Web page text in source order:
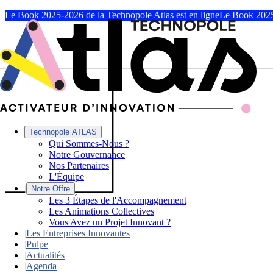
Le Book 2025-2026 de la Technopole Atlas est en ligneLe Book
Technopole ATLAS
Qui Sommes-Nous ?
Notre Gouvernance
Nos Partenaires
L'Équipe
|
Notre Offre
Les 3 Étapes de l'Accompagnement
Les Animations Collectives
Vous Avez un Projet Innovant ?
|Les Entreprises Innovantes
|Pulpe
|Actualités
|Agenda